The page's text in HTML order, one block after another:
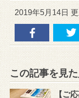
2019年5月14日
この記事を見
【ご